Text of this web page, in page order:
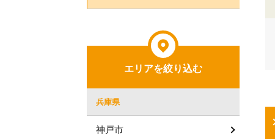
エリアを絞り込む
兵庫県
神戸市